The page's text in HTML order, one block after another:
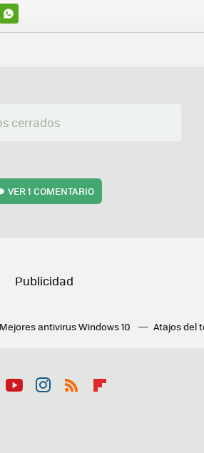
cerrados
VER1 COMENTARIO
Mejores antivirus Windows 10 Atajos del